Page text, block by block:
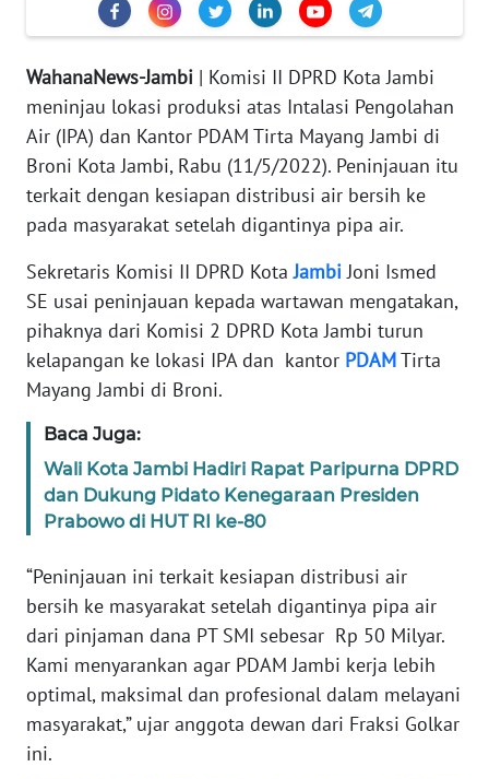
WahanaNews-Jambi | Komisi II DPRD Kota Jambi
meninjau lokasi produksi atas Intalasi Pengolahan
Air (IPA) dan Kantor PDAM Tirta Mayang Jambi di
Broni Kota Jambi, Rabu (11/5/2022). Peninjauan itu
terkait dengan kesiapan distribusi air bersih ke
pada masyarakat setelah digantinya pipa air.
Sekretaris Komisi II DPRD KotaJambiJoni Ismed
SE usai peninjauan kepada wartawan mengatakan,
pihaknya dari Komisi 2 DPRD Kota Jambi turun
kelapangan ke lokasi IPA dan kantor PDAMTirta
Mayang Jambi di Broni.
Baca Juga:
Wali Kota Jambi Hadiri Rapat Paripurna DPRD
dan Dukung Pidato Kenegaraan Presiden
Prabowo di HUT RI ke-80
“Peninjauan ini terkait kesiapan distribusi air
bersih ke masyarakat setelah digantinya pipa air
dari pinjaman dana PT SMI sebesar Rp 50 Milyar.
Kami menyarankan agar PDAM Jambi kerja lebih
optimal, maksimal dan profesional dalam melayani
masyarakat,” ujar anggota dewan dari Fraksi Golkar
ini.
KAMI
MEDIA
SIBER
REDAKSI
DISCLAIMER
Wahana
News
WN
SUMUT
JAKARTA
WN
JABAR
BANTEN